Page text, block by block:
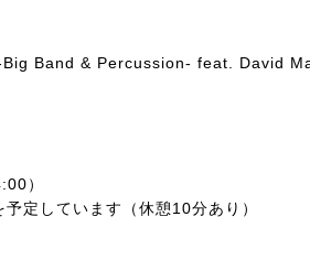
Big Band & Percussion- feat. David
）
定しています（休憩10分あり）